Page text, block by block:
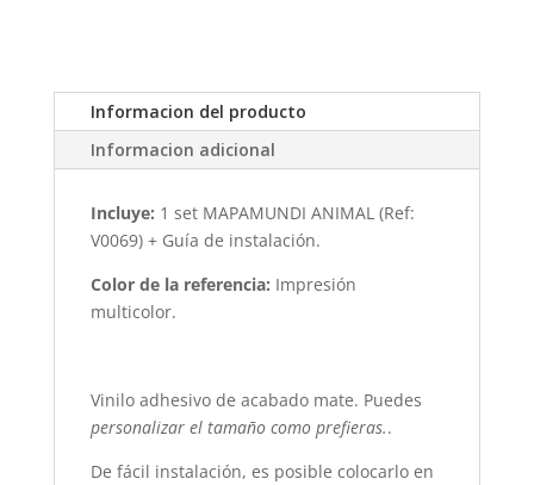
cantidad
Informacion del producto
Informacion adicional
Incluye: 1 set MAPAMUNDI ANIMAL (Ref:
V0069) + Guía de instalación.
Color de la referencia: Impresión
multicolor.
Vinilo adhesivo de acabado mate. Puedes
personalizar el tamaño como prefieras..
De fácil instalación, es posible colocarlo en